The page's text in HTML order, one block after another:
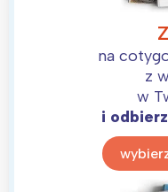
na
z
w
i